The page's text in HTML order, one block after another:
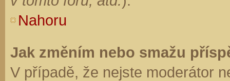
Nahoru
Jak změním nebo smažu
V případě, že nejste moderátor